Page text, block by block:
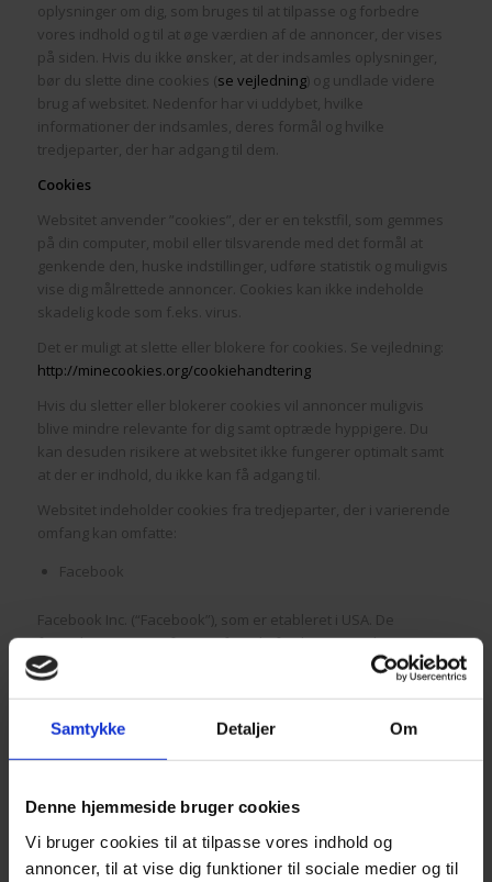
Samtykke Detaljer Om
Denne hjemmeside bruger cookies
Vi bruger cookies til at tilpasse vores indhold og
annoncer, til at vise dig funktioner til sociale medier og til
oplysninger om dig, som bruges til at tilpasse og forbedre
vores indhold og til at øge værdien af de annoncer, der vises
på siden. Hvis du ikke ønsker, at der indsamles oplysninger,
bør du slette dine cookies (se vejledning) og undlade videre
brug af websitet. Nedenfor har vi uddybet, hvilke
informationer der indsamles, deres formål og hvilke
tredjeparter, der har adgang til dem.
Cookies
Websitet anvender ”cookies”, der er en tekstfil, som gemmes
på din computer, mobil eller tilsvarende med det formål at
genkende den, huske indstillinger, udføre statistik og muligvis
vise dig målrettede annoncer. Cookies kan ikke indeholde
skadelig kode som f.eks. virus.
Det er muligt at slette eller blokere for cookies. Se vejledning:
http://minecookies.org/cookiehandtering
Hvis du sletter eller blokerer cookies vil annoncer muligvis
blive mindre relevante for dig samt optræde hyppigere. Du
kan desuden risikere at websitet ikke fungerer optimalt samt
at der er indhold, du ikke kan få adgang til.
Websitet indeholder cookies fra tredjeparter, der i varierende
omfang kan omfatte:
Facebook
Facebook Inc. (“Facebook”), som er etableret i USA. De
fornødne garantier for overførsel af oplysninger til USA er
sikret gennem databehandlerens certificering under EU-U.S.
headere er en standardwebprotokol, der som standard
sendes mellem en browseranmodning og en server på
internettet. HTTP-headere indeholder IP-adresser,